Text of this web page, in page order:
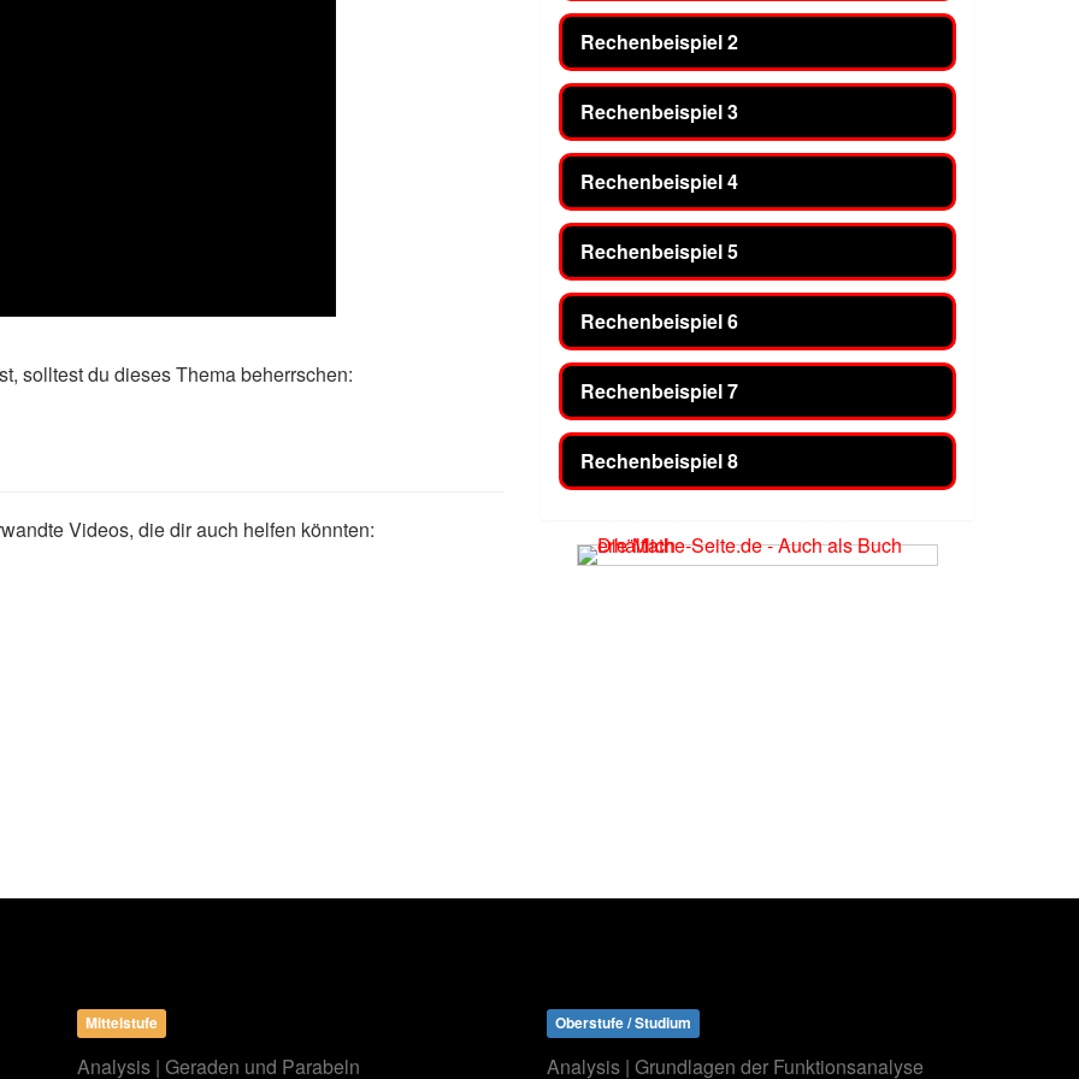
solltest du dieses Thema beherrschen:
Videos, die dir auch helfen könnten:
Rechenbeispiel 2
Rechenbeispiel 3
Rechenbeispiel 4
Rechenbeispiel 5
Rechenbeispiel 6
Rechenbeispiel 7
Rechenbeispiel 8
Mittelstufe
Analysis | Geraden und Parabeln
Oberstufe / Studium
Analysis | Grundlagen der Funktionsanalyse